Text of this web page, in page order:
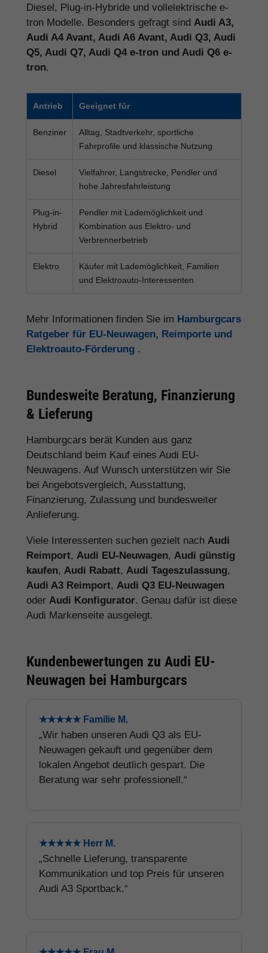
Diesel, Plug-in-Hybride und vollelektrische e-
tron Modelle. Besonders gefragt sind Audi A3,
Audi A4 Avant, Audi A6 Avant, Audi Q3, Audi
Q5, Audi Q7, Audi Q4 e-tron und Audi Q6 e-
tron.
Antrieb Geeignet für
Benziner
Alltag, Stadtverkehr, sportliche
Fahrprofile und klassische Nutzung
Diesel
Vielfahrer, Langstrecke, Pendler und
hohe Jahresfahrleistung
Plug-in-
Hybrid
Pendler mit Lademöglichkeit und
Kombination aus Elektro- und
Verbrennerbetrieb
Elektro
Käufer mit Lademöglichkeit, Familien
und Elektroauto-Interessenten
Mehr Informationen finden Sie im Hamburgcars
Ratgeber für EU-Neuwagen, Reimporte und
Elektroauto-Förderung .
Bundesweite Beratung, Finanzierung
& Lieferung
Hamburgcars berät Kunden aus ganz
Deutschland beim Kauf eines Audi EU-
Neuwagens. Auf Wunsch unterstützen wir Sie
bei Angebotsvergleich, Ausstattung,
Finanzierung, Zulassung und bundesweiter
Anlieferung.
Viele Interessenten suchen gezielt nach Audi
Reimport, Audi EU-Neuwagen, Audi günstig
kaufen, Audi Rabatt, Audi Tageszulassung,
Audi A3 Reimport, Audi Q3 EU-Neuwagen
oder Audi Konfigurator. Genau dafür ist diese
Audi Markenseite ausgelegt.
Kundenbewertungen zu Audi EU-
Neuwagen bei Hamburgcars
★★★★★ Familie M.
„Wir haben unseren Audi Q3 als EU-
Neuwagen gekauft und gegenüber dem
lokalen Angebot deutlich gespart. Die
Beratung war sehr professionell.“
★★★★★ Herr M.
„Schnelle Lieferung, transparente
Kommunikation und top Preis für unseren
Audi A3 Sportback.“